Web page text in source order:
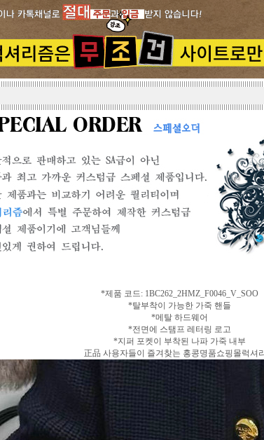
*제품 코드: 1BC262_2HMZ_F0046_V_SOO
*탈부착이 가능한 가죽 핸들
*메탈 하드웨어
*전면에 스탬프 레터링 로고
*지퍼 포켓이 부착된 나파 가죽 내부
正品 사용자들이 즐겨찾는 홍콩명품쇼핑몰럭셔